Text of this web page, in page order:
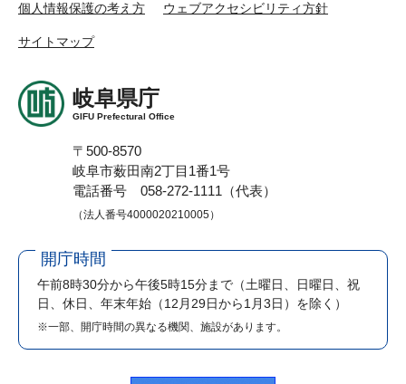
個人情報保護の考え方 ウェブアクセシビリティ方針
サイトマップ
岐阜県庁
GIFU Prefectural Office
〒500-8570
岐阜市薮田南2丁目1番1号
電話番号 058-272-1111（代表）
（法人番号4000020210005）
開庁時間
午前8時30分から午後5時15分まで （土曜日、日曜日、祝
日、休日、年末年始（12月29日から1月3日）を除く）
※一部、開庁時間の異なる機関、施設があります。